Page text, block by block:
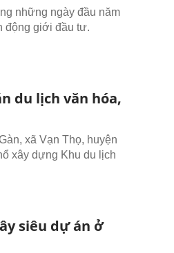
những ngày đầu năm
động giới đầu tư.
du lịch văn hóa,
xã Vạn Thọ, huyện
xây dựng Khu du lịch
siêu dự án ở